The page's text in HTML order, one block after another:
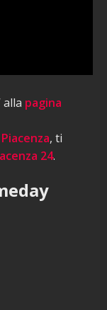
alla pagina
, ti
24.